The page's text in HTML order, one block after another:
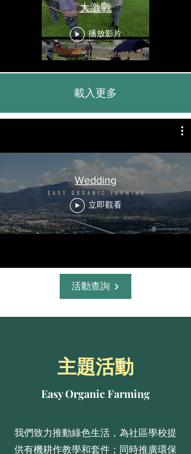
大激戰
播放影片
載入更多
Wedding
立即觀看
活動查詢
主題活動
Easy Organic Farming
我們致力推動綠色生活，為社區學校提
供有機耕作教學和套件；同時推廣環保